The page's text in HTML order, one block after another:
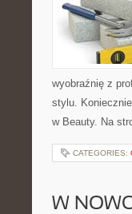
wyobraźnię z
stylu.
w Beauty. Na
CATEGORIES:
W